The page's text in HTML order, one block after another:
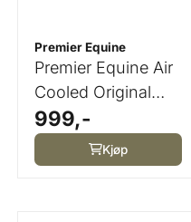
Premier Equine
Premier Equine Air
Cooled Original
Eventing Boots ...
999,-
Kjøp